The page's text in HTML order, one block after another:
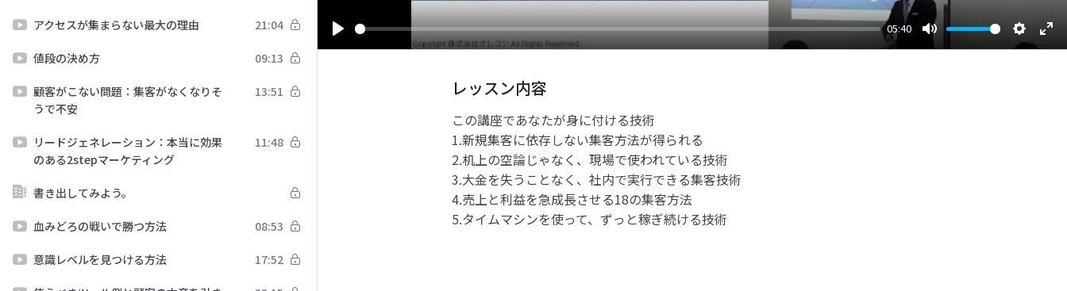
アクセスが集まらない最大の理由 21:04
値段の決め方 09:13
顧客がこない問題：集客がなくなりそ
うで不安
13:51
リードジェネレーション：本当に効果
のある2stepマーケティング
11:48
書き出してみよう。
血みどろの戦いで勝つ方法 08:53
意識レベルを見つける方法 17:52
Play
05:40
Mute
レッスン内容
この講座であなたが身に付ける技術
1.新規集客に依存しない集客方法が得られる
2.机上の空論じゃなく、現場で使われている技術
3.大金を失うことなく、社内で実行できる集客技術
4.売上と利益を急成長させる18の集客方法
5.タイムマシンを使って、ずっと稼ぎ続ける技術